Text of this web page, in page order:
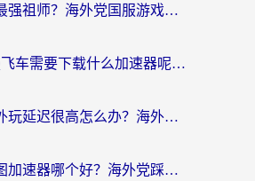
德国怎么玩最强祖师？海外党国服游戏加速器选择全攻略（附宝可梦Online实测）
在国外玩QQ飞车需要下载什么加速器呢？海外党亲测有效的国服游戏加速指南
雪糕工厂国外玩延迟很高怎么办？海外玩家国服游戏加速终极攻略（附实测推荐）
打江南百景图加速器哪个好？海外党踩坑N次后，终于找到不卡的秘诀